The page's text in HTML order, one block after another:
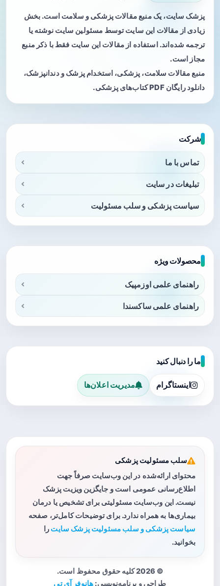
پزشک سایت، یک منبع مقالات پزشکی و سلامت است. بخش
زیادی از مقالات این سایت توسط مسئولین سایت نوشته یا
ترجمه شده‌اند. استفاده از مقالات این سایت فقط با ذکر منبع
مجاز است.
منبع مقالات سلامت، پزشکی، استخدام پزشک و دندانپزشک،
دانلود رایگان PDF کتاب‌های پزشکی.
شرکت
تماس با ما
تبلیغات در سایت
سیاست پزشکی و سلب مسئولیت
محصولات ویژه
راهنمای علمی اوزمپیک
راهنمای علمی ساکسندا
ما را دنبال کنید
اینستاگرام مدیریت اعلان‌ها
سلب مسئولیت پزشکی
محتوای ارائه‌شده در این وب‌سایت صرفاً جهت
اطلاع‌رسانی عمومی است و جایگزین ویزیت پزشک
نیست. این وب‌سایت مسئولیتی برای تشخیص یا درمان
بیماری‌ها به همراه ندارد. برای توضیحات کامل‌تر، صفحه
سیاست پزشکی و سلب مسئولیت پزشک سایت را
بخوانید.
© 2026 کلیه حقوق محفوظ است.
طراحی و برنامه‌نویسی: هانوفر آی تی